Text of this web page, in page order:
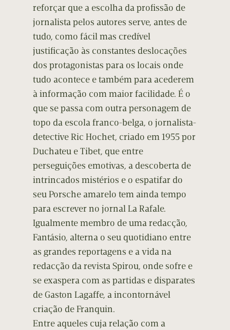
reforçar que a escolha da profissão de
jornalista pelos autores serve, antes de
tudo, como fácil mas credível
justificação às constantes deslocações
dos protagonistas para os locais onde
tudo acontece e também para acederem
à informação com maior facilidade. É o
que se passa com outra personagem de
topo da escola franco-belga, o jornalista-
detective Ric Hochet, criado em 1955 por
Duchateu e Tibet, que entre
perseguições emotivas, a descoberta de
intrincados mistérios e o espatifar do
seu Porsche amarelo tem ainda tempo
para escrever no jornal La Rafale.
Igualmente membro de uma redacção,
Fantásio, alterna o seu quotidiano entre
as grandes reportagens e a vida na
redacção da revista Spirou, onde sofre e
se exaspera com as partidas e disparates
de Gaston Lagaffe, a incontornável
criação de Franquin.
Entre aqueles cuja relação com a